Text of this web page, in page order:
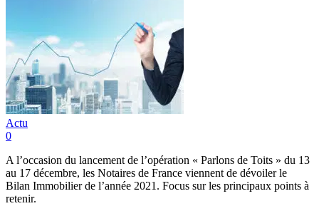
Actu
0
A l’occasion du lancement de l’opération « Parlons de Toits » du 13
au 17 décembre, les Notaires de France viennent de dévoiler le
Bilan Immobilier de l’année 2021. Focus sur les principaux points à
retenir.